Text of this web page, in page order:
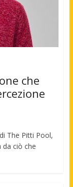
che
The Pitti Pool,
da ciò che